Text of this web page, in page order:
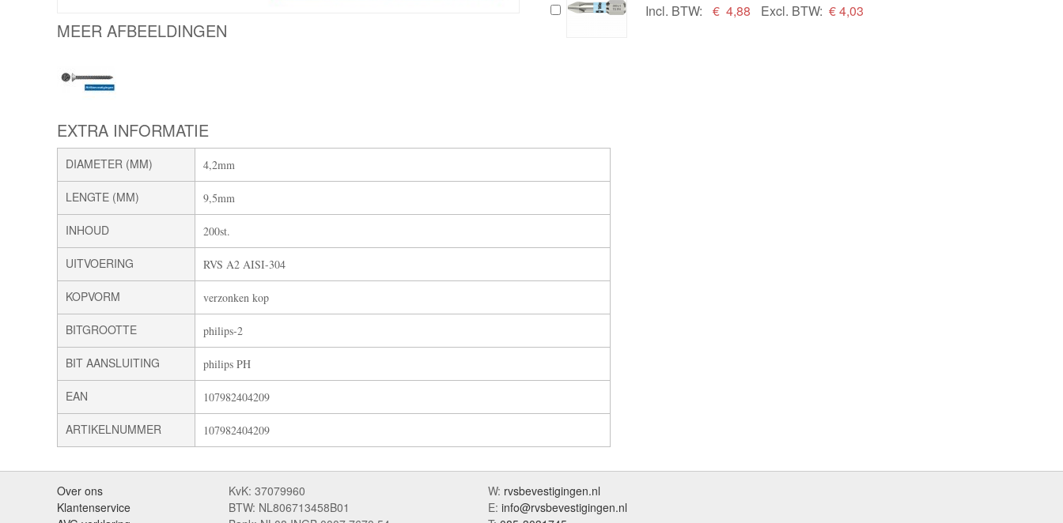
MEER AFBEELDINGEN
Incl. BTW: € 4,88 Excl. BTW: € 4,03
EXTRA INFORMATIE
DIAMETER (MM) 4,2mm
LENGTE (MM) 9,5mm
INHOUD 200st.
UITVOERING RVS A2 AISI-304
KOPVORM verzonken kop
BITGROOTTE philips-2
BIT AANSLUITING philips PH
EAN 107982404209
ARTIKELNUMMER 107982404209
Over ons
Klantenservice
KvK: 37079960
BTW: NL806713458B01
W: rvsbevestigingen.nl
E: info@rvsbevestigingen.nl